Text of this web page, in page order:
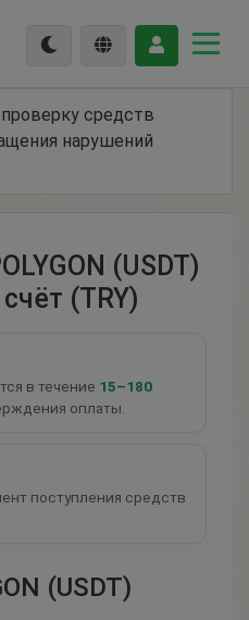
средств
нарушений
(USDT)
(TRY)
в течение 15–180
оплаты.
поступления средств
(USDT)